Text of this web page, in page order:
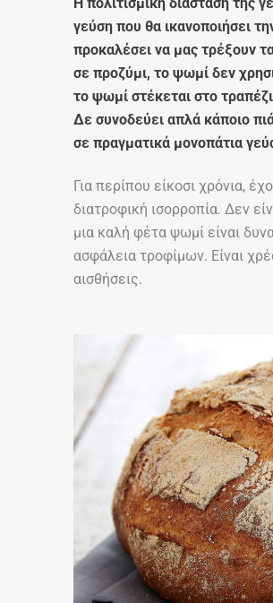
Η πολιτισμική διάσταση της
γεύση που θα ικανοποιήσει
προκαλέσει να μας τρέξουν
σε προζύμι, το ψωμί δεν
το ψωμί στέκεται στο
Δε συνοδεύει απλά κάποιο
σε πραγματικά μονοπάτια
Για περίπου είκοσι χρόνια,
διατροφική ισορροπία. Δεν
μια καλή φέτα ψωμί είναι
ασφάλεια τροφίμων. Είναι
αισθήσεις.